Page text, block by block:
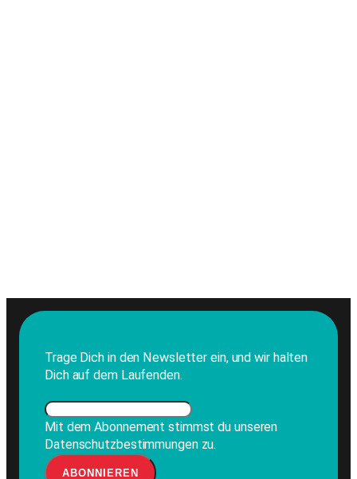
Trage Dich in den Newsletter ein, und wir halten
Dich auf dem Laufenden.
Mit dem Abonnement stimmst du unseren
Datenschutzbestimmungen zu.